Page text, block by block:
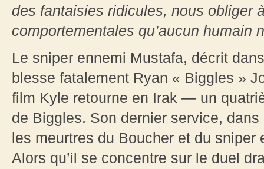
des fantaisies ridicules, nous obliger
comportementales qu’aucun humain
Le sniper ennemi Mustafa, décrit
blesse fatalement Ryan « Biggles »
film Kyle retourne en Irak — un
de Biggles. Son dernier service,
les meurtres du Boucher et du
Alors qu’il se concentre sur le duel